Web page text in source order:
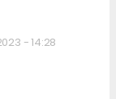
- 14:28